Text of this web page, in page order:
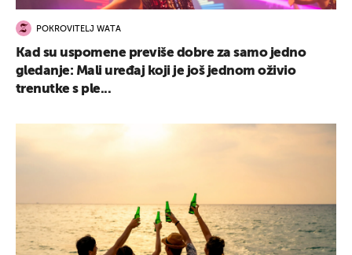
POKROVITELJ WATA
Kad su uspomene previše dobre za samo jedno
gledanje: Mali uređaj koji je još jednom oživio
trenutke s ple...